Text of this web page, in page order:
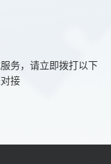
务，请立即拨打以下
接